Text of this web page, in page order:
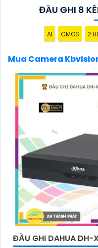
mua Camera Kbvision
pháp phù hợp trong
"Chào anh/chị!
tôi để nhận ưu đãi đặc
pháp chính xác nhất
"Bạn muốn mua
và giải pháp phù hợp?
được hỗ trợ tốt nhất
nghiệm!"
3:"Chúng tôi cam
chính hãng với chiết
Hãy đến với chúng tôi
và nhận được sự tư
an ninh cần thiết!"
Hy vọng những câu
công trong việc tiếp
bán hàng của bạn.
nào khác, bạn có thể
hơn!
ĐẦU GHI 8
AI CMOS 2
Mua Camera
ĐẦU GHI DAHUA DH-